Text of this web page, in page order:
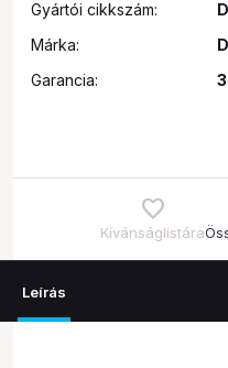
Gyártói cikkszám:
Márka:
Garancia:
Kívánságlistára
Leírás